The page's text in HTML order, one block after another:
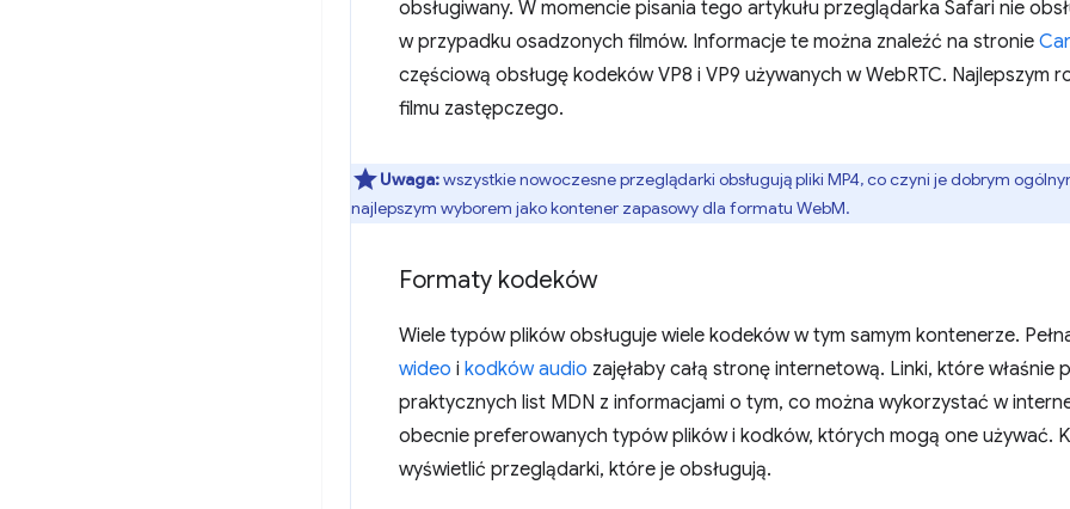
obsługiwany. W momencie pisania tego artykułu przeglądarka Safari nie
w przypadku osadzonych filmów. Informacje te można znaleźć na stronie
częściową obsługę kodeków VP8 i VP9 używanych w WebRTC. Najlepszym
filmu zastępczego.
Uwaga:wszystkie nowoczesne przeglądarki obsługują pliki MP4, co czyni je dobrym
najlepszym wyborem jako kontener zapasowy dla formatu WebM.
Formaty kodeków
Wiele typów plików obsługuje wiele kodeków w tym samym kontenerze.
wideo i kodków audio zajęłaby całą stronę internetową. Linki, które
praktycznych list MDN z informacjami o tym, co można wykorzystać w
obecnie preferowanych typów plików i kodków, których mogą one używać.
wyświetlić przeglądarki, które je obsługują.